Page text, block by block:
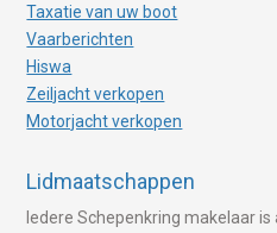
Taxatie van uw boot
Vaarberichten
Hiswa
Zeiljacht verkopen
Motorjacht verkopen
Lidmaatschappen
Iedere Schepenkring makelaar